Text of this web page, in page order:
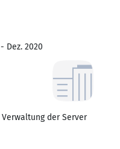
Dez. 2020
der Server